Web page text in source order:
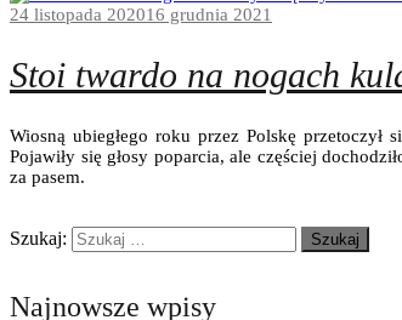
24 listopada 202016 grudnia 2021
Stoi twardo na nogach
Wiosną ubiegłego roku przez Polskę przetoczył
Pojawiły się głosy poparcia, ale częściej
za pasem.
Szukaj:
Najnowsze wpisy